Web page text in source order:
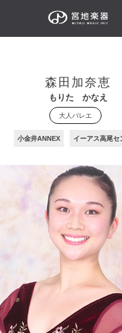
森田加奈恵
もりた かなえ
大人バレエ
小金井ANNEX イーアス高尾セ